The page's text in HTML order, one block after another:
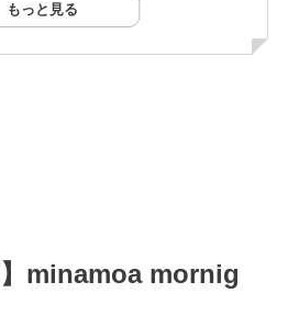
もっと見る
】minamoa mornig